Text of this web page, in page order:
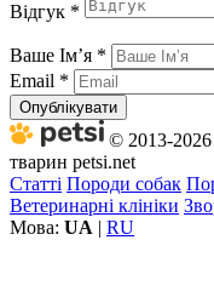
Відгук *
Ваше Імʼя *
Email *
Опублікувати
© 2013-2026
тварин petsi.net
Статті Породи собак
Ветеринарні клініки
Мова: UA | RU